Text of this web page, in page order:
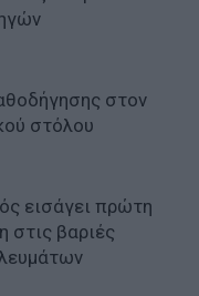
στον
στόλου
εισάγει πρώτη
στις βαριές